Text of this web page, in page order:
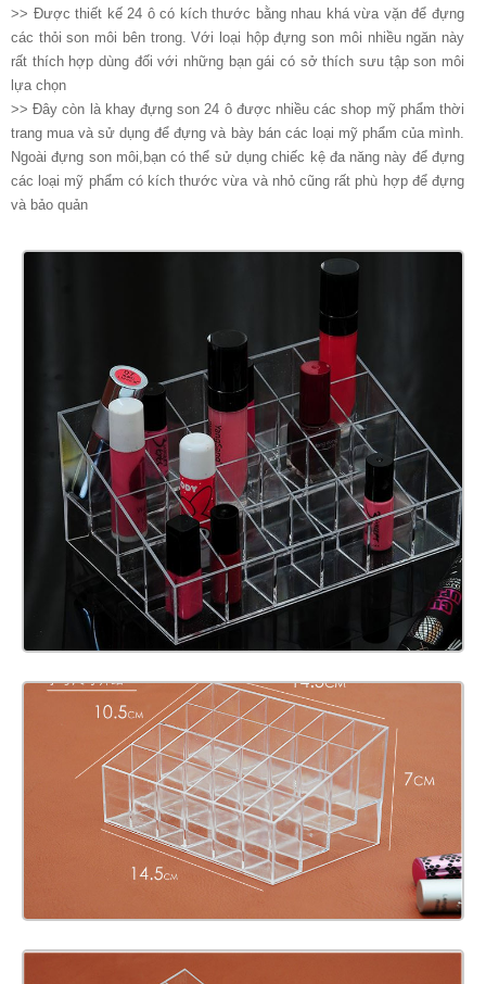
>> Được thiết kế 24 ô có kích thước bằng nhau khá vừa vặn để đựng
các thỏi son môi bên trong. Với loại hộp đựng son môi nhiều ngăn này
rất thích hợp dùng đối với những bạn gái có sở thích sưu tập son môi
lựa chọn
>> Đây còn là khay đựng son 24 ô được nhiều các shop mỹ phẩm thời
trang mua và sử dụng để đựng và bày bán các loại mỹ phẩm của mình.
Ngoài đựng son môi,bạn có thể sử dụng chiếc kệ đa năng này để đựng
các loại mỹ phẩm có kích thước vừa và nhỏ cũng rất phù hợp để đựng
và bảo quản